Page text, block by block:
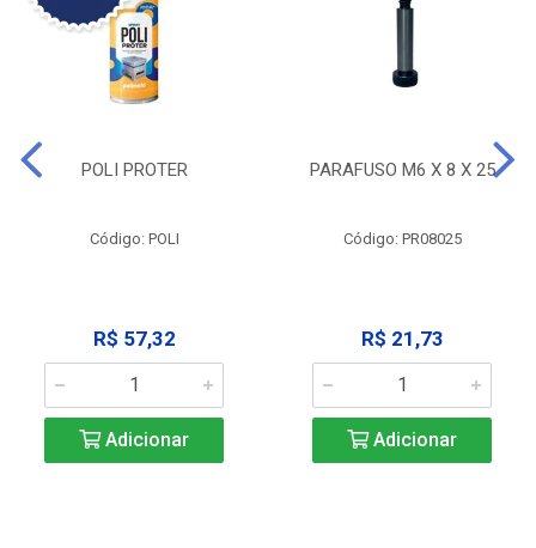
POLI PROTER
Código: POLI
R$ 57,32
Adicionar
PARAFUSO M6 X 8 X 25
Código: PR08025
R$ 21,73
Adicionar